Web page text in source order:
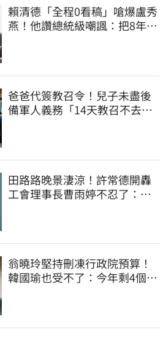
賴清德「全程0看稿」嗆爆盧秀
燕！他讚總統級嘲諷：把8年總
爸爸代簽教召令！兒子未盡後
備軍人義務「14天教召不去」
田路路晚景淒涼！許常德開轟
工會理事長曹雨婷不忍了：別
翁曉玲堅持刪凍行政院預算！
韓國瑜也受不了：今年剩4個月